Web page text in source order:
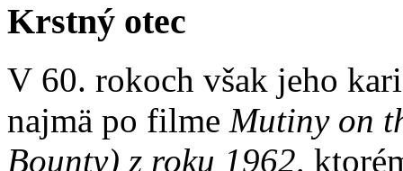
Krstný otec
V 60. rokoch však jeho
najmä po filme Mutiny on
Bounty) z roku 1962,